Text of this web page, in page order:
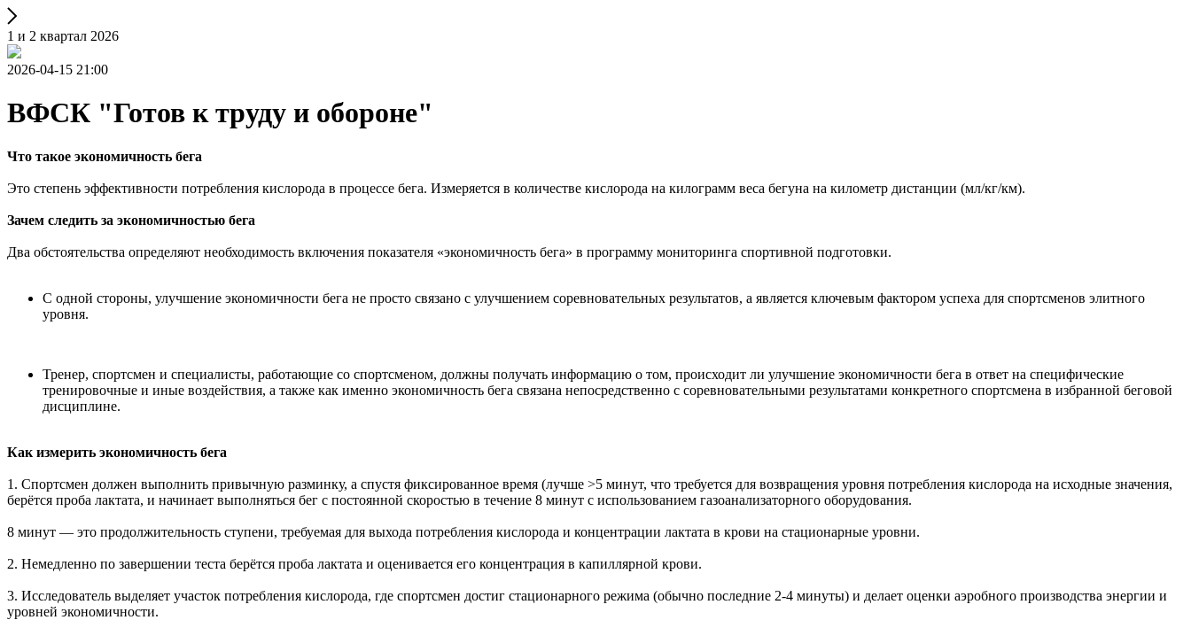
1 и 2 квартал 2026
2026-04-15 21:00
ВФСК "Готов к труду и обороне"
Что такое экономичность бега
Это степень эффективности потребления кислорода в процессе бега. Измеряется в количестве кислорода на килограмм веса бегуна на километр дистанции (мл/кг/км).
Зачем следить за экономичностью бега
Два обстоятельства определяют необходимость включения показателя «экономичность бега» в программу мониторинга спортивной подготовки.
С одной стороны, улучшение экономичности бега не просто связано с улучшением соревновательных результатов, а является ключевым фактором успеха для спортсменов элитного
уровня.
Тренер, спортсмен и специалисты, работающие со спортсменом, должны получать информацию о том, происходит ли улучшение экономичности бега в ответ на специфические
тренировочные и иные воздействия, а также как именно экономичность бега связана непосредственно с соревновательными результатами конкретного спортсмена в избранной беговой
дисциплине.
Как измерить экономичность бега
1. Спортсмен должен выполнить привычную разминку, а спустя фиксированное время (лучше >5 минут, что требуется для возвращения уровня потребления кислорода на исходные значения,
берётся проба лактата, и начинает выполняться бег с постоянной скоростью в течение 8 минут с использованием газоанализаторного оборудования.
8 минут — это продолжительность ступени, требуемая для выхода потребления кислорода и концентрации лактата в крови на стационарные уровни.
2. Немедленно по завершении теста берётся проба лактата и оценивается его концентрация в капиллярной крови.
3. Исследователь выделяет участок потребления кислорода, где спортсмен достиг стационарного режима (обычно последние 2-4 минуты) и делает оценки аэробного производства энергии и
уровней экономичности.